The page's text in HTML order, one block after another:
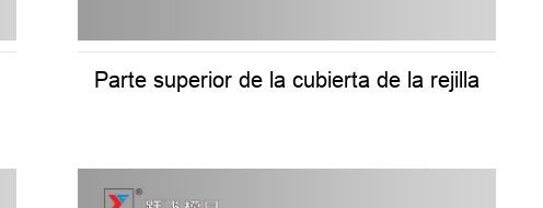
Parte superior de la cubierta de la rejilla